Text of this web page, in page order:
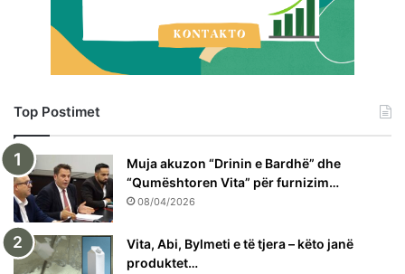
Top Postimet
Muja akuzon “Drinin e Bardhë” dhe
“Qumështoren Vita” për furnizim…
08/04/2026
Vita, Abi, Bylmeti e të tjera – këto janë
produktet…